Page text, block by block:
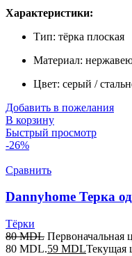
Характеристики:
Тип: тёрка плоская
Материал:
Цвет: серый /
Добавить в пожелания
В корзину
Быстрый просмотр
-26%
Сравнить
Dannyhome Терка
Тёрки
80MDL Первоначальная
80 MDL.59 MDLТекущая